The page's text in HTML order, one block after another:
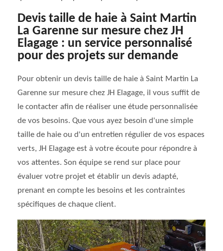
Devis taille de haie à Saint Martin
La Garenne sur mesure chez JH
Elagage : un service personnalisé
pour des projets sur demande
Pour obtenir un devis taille de haie à Saint Martin La
Garenne sur mesure chez JH Elagage, il vous suffit de
le contacter afin de réaliser une étude personnalisée
de vos besoins. Que vous ayez besoin d'une simple
taille de haie ou d'un entretien régulier de vos espaces
verts, JH Elagage est à votre écoute pour répondre à
vos attentes. Son équipe se rend sur place pour
évaluer votre projet et établir un devis adapté,
prenant en compte les besoins et les contraintes
spécifiques de chaque client.